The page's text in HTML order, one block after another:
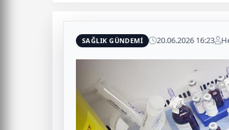
SAĞLIK GÜNDEMİ 20.06.2026 16:23